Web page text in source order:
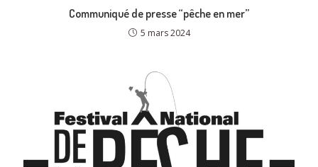
Communiqué de presse “pêche en mer”
5 mars 2024